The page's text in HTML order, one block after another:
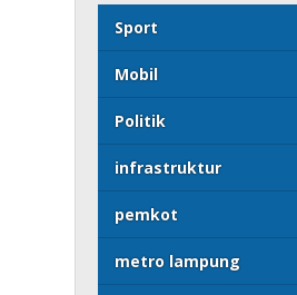
Sport
Mobil
Politik
infrastruktur
pemkot
metro lampung